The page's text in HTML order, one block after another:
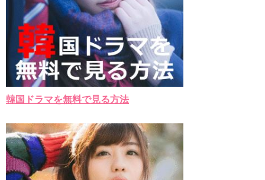
ョンら同僚芸能人から慰めの言葉が続々 – Taka News
キム・レウォンの影絵遊び！？「黒騎士～永遠の約束～」メイ
キングを一部公開（DVD-SET2特典映像より）
「まず熱く掃除せよ」女優キム・ユジョン、「健康がとても回
復…痩せたのはソン・ジェリムのせい!? 」 (11/26)
【裏芸能】キムユジョンの熱愛彼氏はあの大物俳優
キム・ユジョン、美しいセルフショットで近況を伝える“会いた
いでしょ？” Big News TV
キム・ユジョン、新ドラマ「まず熱く掃除せよ」に出演確
定…“台本を見た瞬間惹かれた” 20180123
YUCHUN ♥ LOVE 15 「成均館 5話」
[Fan MV]七日の王妃(7일의 왕비)OST – 정기고 (Junggigo) – 그
리고 그려도 (Miss You In My Heart)
俳優カン・ギヨン、突然の熱愛宣言…「キム秘書がなぜそう
か」出演で話題 Big News TV
韓国ドラマを無料で見る方法